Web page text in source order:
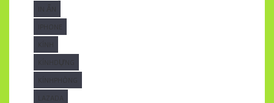
KÍNHDỰNG
LAZADA